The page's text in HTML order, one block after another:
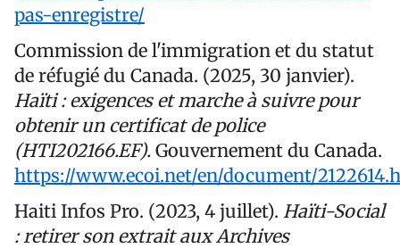
pas-enregistre/
Commission de l'immigration et du statut
de réfugié du Canada. (2025, 30 janvier).
Haïti : exigences et marche à suivre pour
obtenir un certificat de police
(HTI202166.EF). Gouvernement du Canada.
https://www.ecoi.net/en/document/
Haiti Infos Pro. (2023, 4 juillet). Haïti-Social
: retirer son extrait aux Archives